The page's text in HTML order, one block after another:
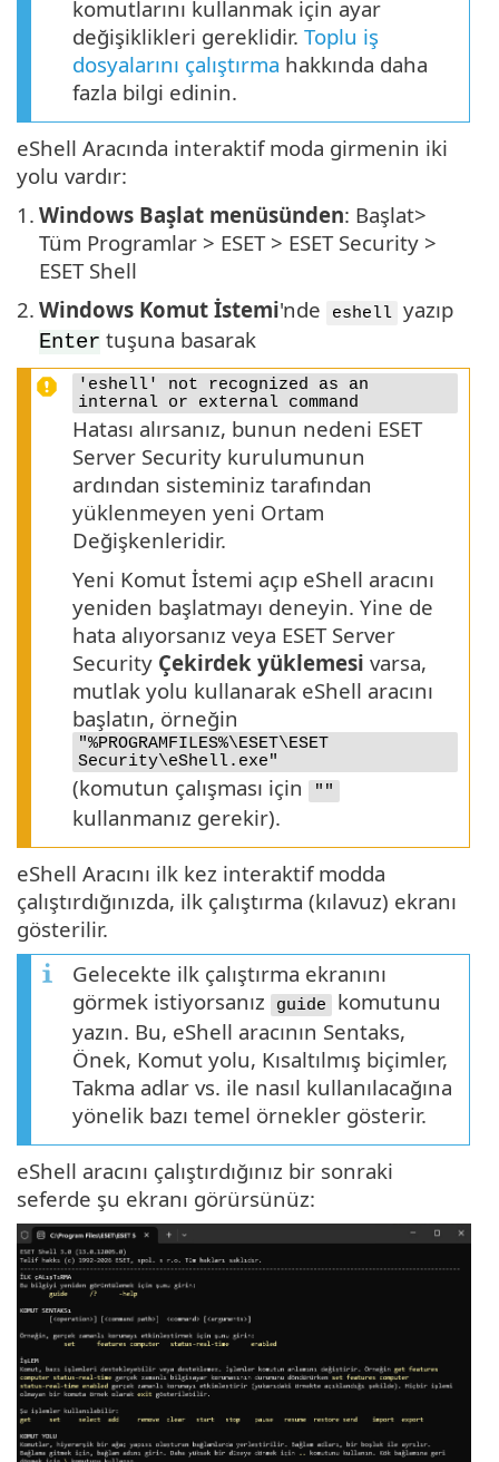
komutlarını kullanmak için ayar
değişiklikleri gereklidir. Toplu iş
dosyalarını çalıştırma hakkında daha
fazla bilgi edinin.
eShell Aracında interaktif moda girmenin iki
yolu vardır:
1. Windows Başlat menüsünden: Başlat>
Tüm Programlar > ESET > ESET Security >
ESET Shell
2. Windows Komut İstemi'nde eshell yazıp
Enter tuşuna basarak
'eshell' not recognized as an
internal or external command
Hatası alırsanız, bunun nedeni ESET
Server Security kurulumunun
ardından sisteminiz tarafından
yüklenmeyen yeni Ortam
Değişkenleridir.
Yeni Komut İstemi açıp eShell aracını
yeniden başlatmayı deneyin. Yine de
hata alıyorsanız veya ESET Server
Security Çekirdek yüklemesi varsa,
mutlak yolu kullanarak eShell aracını
başlatın, örneğin
"%PROGRAMFILES%\ESET\ESET
Security\eShell.exe"
(komutun çalışması için ""
kullanmanız gerekir).
eShell Aracını ilk kez interaktif modda
çalıştırdığınızda, ilk çalıştırma (kılavuz) ekranı
gösterilir.
Gelecekte ilk çalıştırma ekranını
görmek istiyorsanız
guide
komutunu
yazın. Bu, eShell aracının Sentaks,
Önek, Komut yolu, Kısaltılmış biçimler,
Takma adlar vs. ile nasıl kullanılacağına
yönelik bazı temel örnekler gösterir.
eShell aracını çalıştırdığınız bir sonraki
seferde şu ekranı görürsünüz: